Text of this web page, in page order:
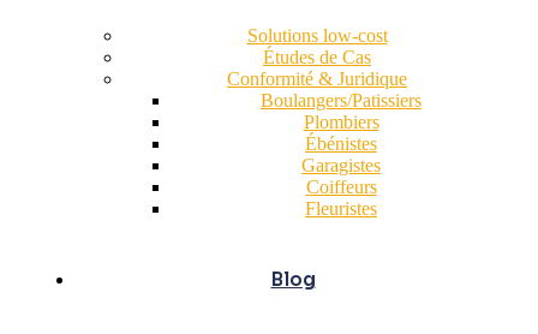
Solutions low-cost
Études de Cas
Conformité & Juridique
Boulangers/Patissiers
Plombiers
Ébénistes
Garagistes
Coiffeurs
Fleuristes
Blog